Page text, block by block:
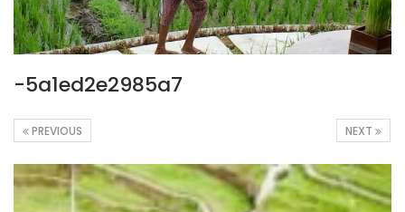
-5a1ed2e2985a7
NEXT
PREVIOUS